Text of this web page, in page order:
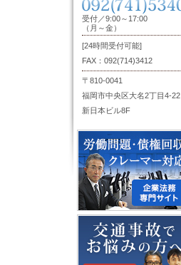
受付／9:00～17:00
（月～金）
[24時間受付可能]
FAX：092(714)3412
〒810-0041
福岡市中央区大名2丁目4-22
新日本ビル8F